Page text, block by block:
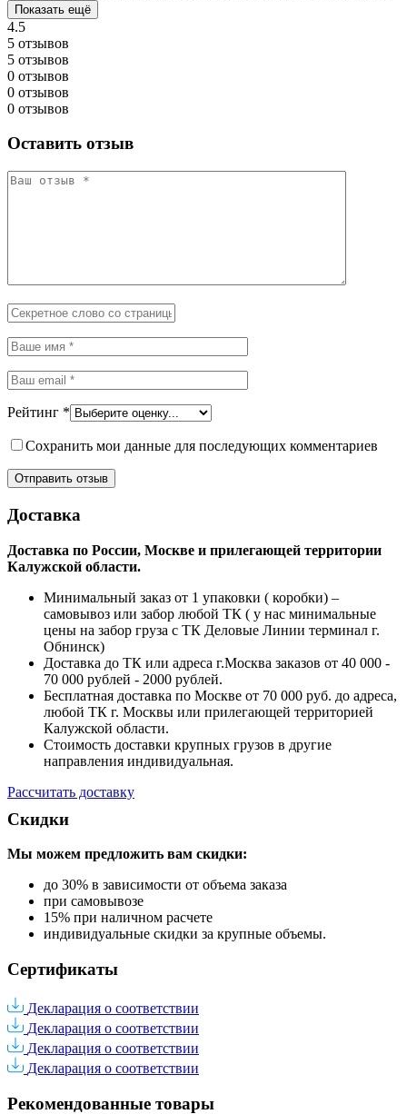
Показать ещё
4.5
5 отзывов
5 отзывов
0 отзывов
0 отзывов
0 отзывов
Оставить отзыв
Рейтинг *
Сохранить мои данные для последующих комментариев
Доставка
Доставка по России, Москве и прилегающей территории
Калужской области.
Минимальный заказ от 1 упаковки ( коробки) –
самовывоз или забор любой ТК ( у нас минимальные
цены на забор груза с ТК Деловые Линии терминал г.
Обнинск)
Доставка до ТК или адреса г.Москва заказов от 40 000 -
70 000 рублей - 2000 рублей.
Бесплатная доставка по Москве от 70 000 руб. до адреса,
любой ТК г. Москвы или прилегающей территорией
Калужской области.
Стоимость доставки крупных грузов в другие
направления индивидуальная.
Рассчитать доставку
Скидки
Мы можем предложить вам скидки:
до 30% в зависимости от объема заказа
при самовывозе
15% при наличном расчете
индивидуальные скидки за крупные объемы.
Сертификаты
Декларация о соответствии
Декларация о соответствии
Декларация о соответствии
Декларация о соответствии
Рекомендованные товары